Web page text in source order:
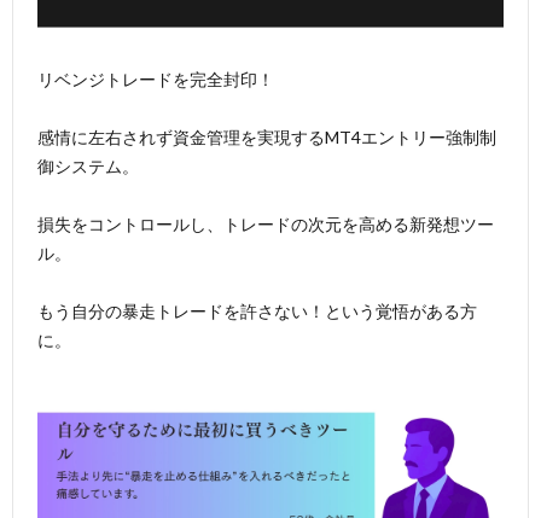
リベンジトレードを完全封印！
感情に左右されず資金管理を実現するMT4エントリー強制制
御システム。
損失をコントロールし、トレードの次元を高める新発想ツー
ル。
もう自分の暴走トレードを許さない！という覚悟がある方
に。